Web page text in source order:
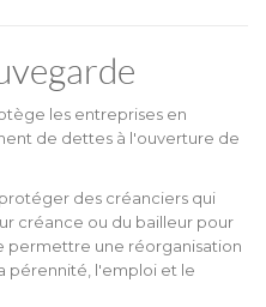
les entreprises en
de dettes à l'ouverture de
des créanciers qui
créance ou du bailleur pour
permettre une réorganisation
pérennité, l'emploi et le